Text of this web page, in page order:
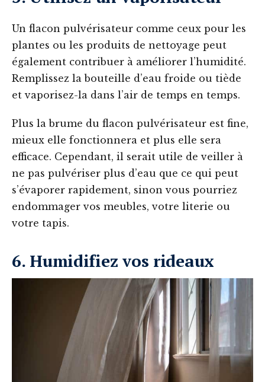
Un flacon pulvérisateur comme ceux pour les
plantes ou les produits de nettoyage peut
également contribuer à améliorer l’humidité.
Remplissez la bouteille d’eau froide ou tiède
et vaporisez-la dans l’air de temps en temps.
Plus la brume du flacon pulvérisateur est fine,
mieux elle fonctionnera et plus elle sera
efficace. Cependant, il serait utile de veiller à
ne pas pulvériser plus d’eau que ce qui peut
s’évaporer rapidement, sinon vous pourriez
endommager vos meubles, votre literie ou
votre tapis.
6. Humidifiez vos rideaux